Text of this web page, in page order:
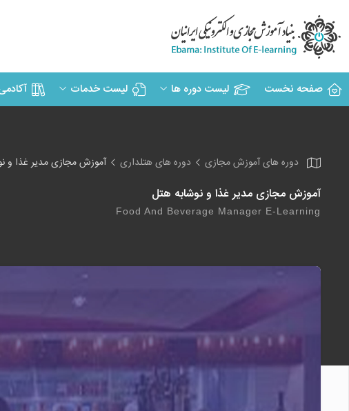
صفحه نخست لیست دوره ها لیست خدمات
دوره های آموزش مجازی دوره های هتلداری آموزش مجازی مدیر غذا و
آموزش مجازی مدیر غذا و نوشابه هتل
Food And Beverage Manager E-Learning